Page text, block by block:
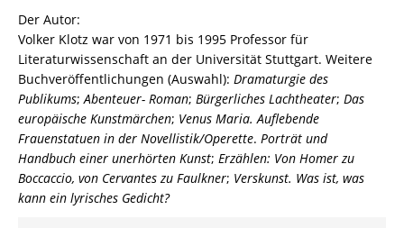
Der Autor:
Volker Klotz war von 1971 bis 1995 Professor für
Literaturwissenschaft an der Universität Stuttgart. Weitere
Buchveröffentlichungen (Auswahl): Dramaturgie des
Publikums;Abenteuer- Roman; Bürgerliches Lachtheater; Das
europäische Kunstmärchen; Venus Maria. Auflebende
Frauenstatuen in der Novellistik/Operette. Porträt und
Handbuch einer unerhörten Kunst; Erzählen: Von Homer zu
Boccaccio, von Cervantes zu Faulkner; Verskunst. Was ist, was
kann ein lyrisches Gedicht?